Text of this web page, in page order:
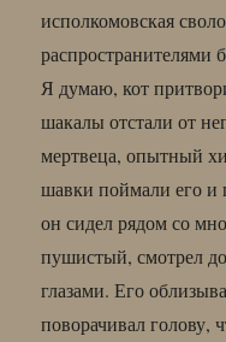
исполкомовская
распространителями
Я думаю, кот
шакалы отстали от
мертвеца, опытный
шавки поймали его и
он сидел рядом со
пушистый, смотрел
глазами. Его
поворачивал голову,